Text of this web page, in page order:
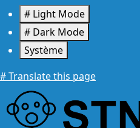
Aller au contenu principal
# Light Mode
# Dark Mode
Système
# Translate this page